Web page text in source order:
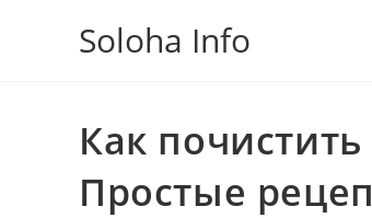
Soloha Info
Как
Простые